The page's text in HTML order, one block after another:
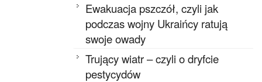
Ewakuacja pszczół, czyli jak
podczas wojny Ukraińcy ratują
swoje owady
Trujący wiatr – czyli o dryfcie
pestycydów